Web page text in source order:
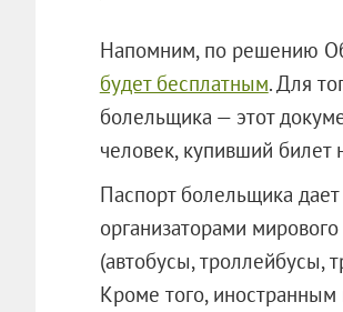
Напомним, по решению
будет бесплатным. Для
болельщика — этот
человек, купивший
Паспорт болельщика
организаторами
(автобусы, троллейбусы,
Кроме того, иностранным